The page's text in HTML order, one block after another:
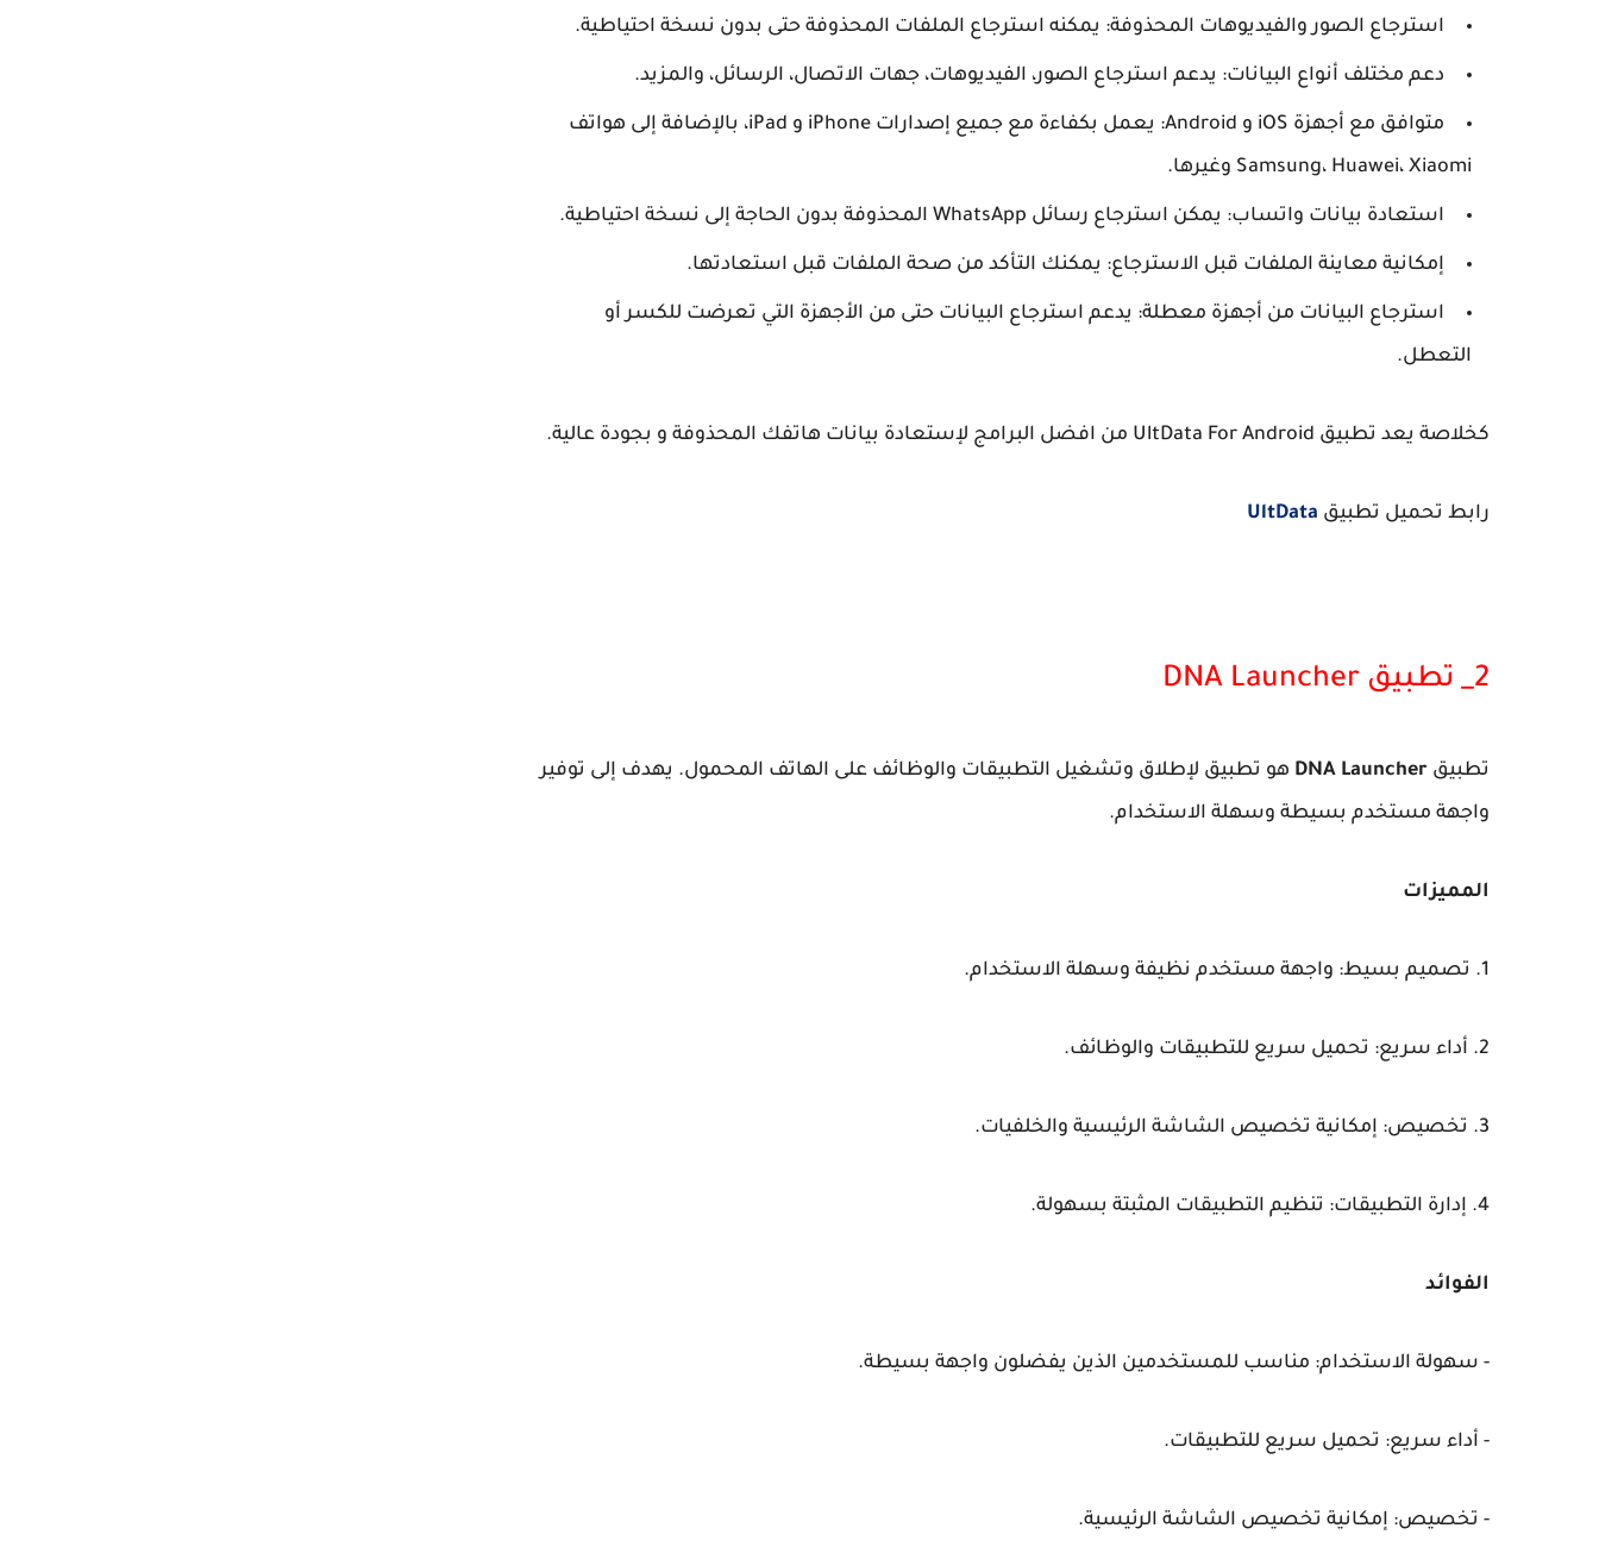
استرجاع الصور والفيديوهات المحذوفة: يمكنه استرجاع الملفات المحذوفة حتى بدون نسخة احتياطية.
دعم مختلف أنواع البيانات: يدعم استرجاع الصور، الفيديوهات، جهات الاتصال، الرسائل، والمزيد.
متوافق مع أجهزة iOS و Android: يعمل بكفاءة مع جميع إصدارات iPhone و iPad، بالإضافة إلى هواتف
Samsung، Huawei، Xiaomi وغيرها.
استعادة بيانات واتساب: يمكن استرجاع رسائل WhatsApp المحذوفة بدون الحاجة إلى نسخة احتياطية.
إمكانية معاينة الملفات قبل الاسترجاع: يمكنك التأكد من صحة الملفات قبل استعادتها.
استرجاع البيانات من أجهزة معطلة: يدعم استرجاع البيانات حتى من الأجهزة التي تعرضت للكسر أو
التعطل.
كخلاصة يعد تطبيق UltData For Android من افضل البرامج لإستعادة بيانات هاتفك المحذوفة و بجودة عالية.
رابط تحميل تطبيق UltData
2_ تطبيق DNA Launcher
تطبيق DNA Launcher هو تطبيق لإطلاق وتشغيل التطبيقات والوظائف على الهاتف المحمول. يهدف إلى توفير
واجهة مستخدم بسيطة وسهلة الاستخدام.
المميزات
1. تصميم بسيط: واجهة مستخدم نظيفة وسهلة الاستخدام.
2. أداء سريع: تحميل سريع للتطبيقات والوظائف.
3. تخصيص: إمكانية تخصيص الشاشة الرئيسية والخلفيات.
4. إدارة التطبيقات: تنظيم التطبيقات المثبتة بسهولة.
الفوائد
- سهولة الاستخدام: مناسب للمستخدمين الذين يفضلون واجهة بسيطة.
- أداء سريع: تحميل سريع للتطبيقات.
- تخصيص: إمكانية تخصيص الشاشة الرئيسية.